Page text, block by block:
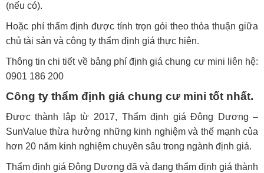
(nếu có).
Hoặc phí thẩm định được tính trọn gói theo thỏa thuận giữa
chủ tài sản và công ty thẩm định giá thực hiện.
Thông tin chi tiết về bảng phí định giá chung cư mini liên hệ:
0901 186 200
Công ty thẩm định giá chung cư mini tốt nhất.
Được thành lập từ 2017, Thẩm định giá Đông Dương –
SunValue thừa hưởng những kinh nghiệm và thế mạnh của
hơn 20 năm kinh nghiệm chuyên sâu trong ngành định giá.
Thẩm định giá Đông Dương đã và đang thẩm định giá thành